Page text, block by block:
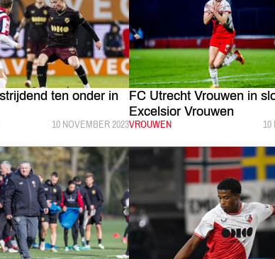
ten onder in
GEPUBLICEERD:
10 NOVEMBER 2023
FC Utrecht Vrouwen in
Excelsior Vrouwen
CATEGORIE:
VROUWEN 10